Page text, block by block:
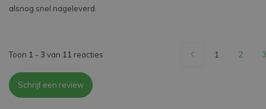
alsnog snel nageleverd.
Toon 1 - 3 van 11 reacties 1 2 3
Schrijf een review